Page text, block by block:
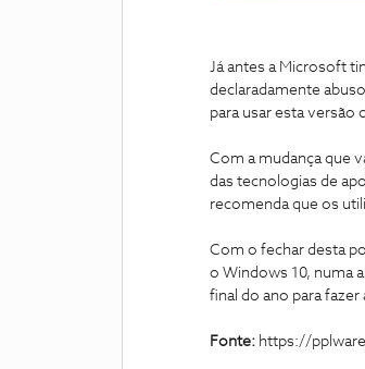
Já antes a Microsoft
declaradamente
para usar esta versão
Com a mudança que
das tecnologias de
recomenda que os
Com o fechar desta
o Windows 10, numa
final do ano para
Fonte: https://